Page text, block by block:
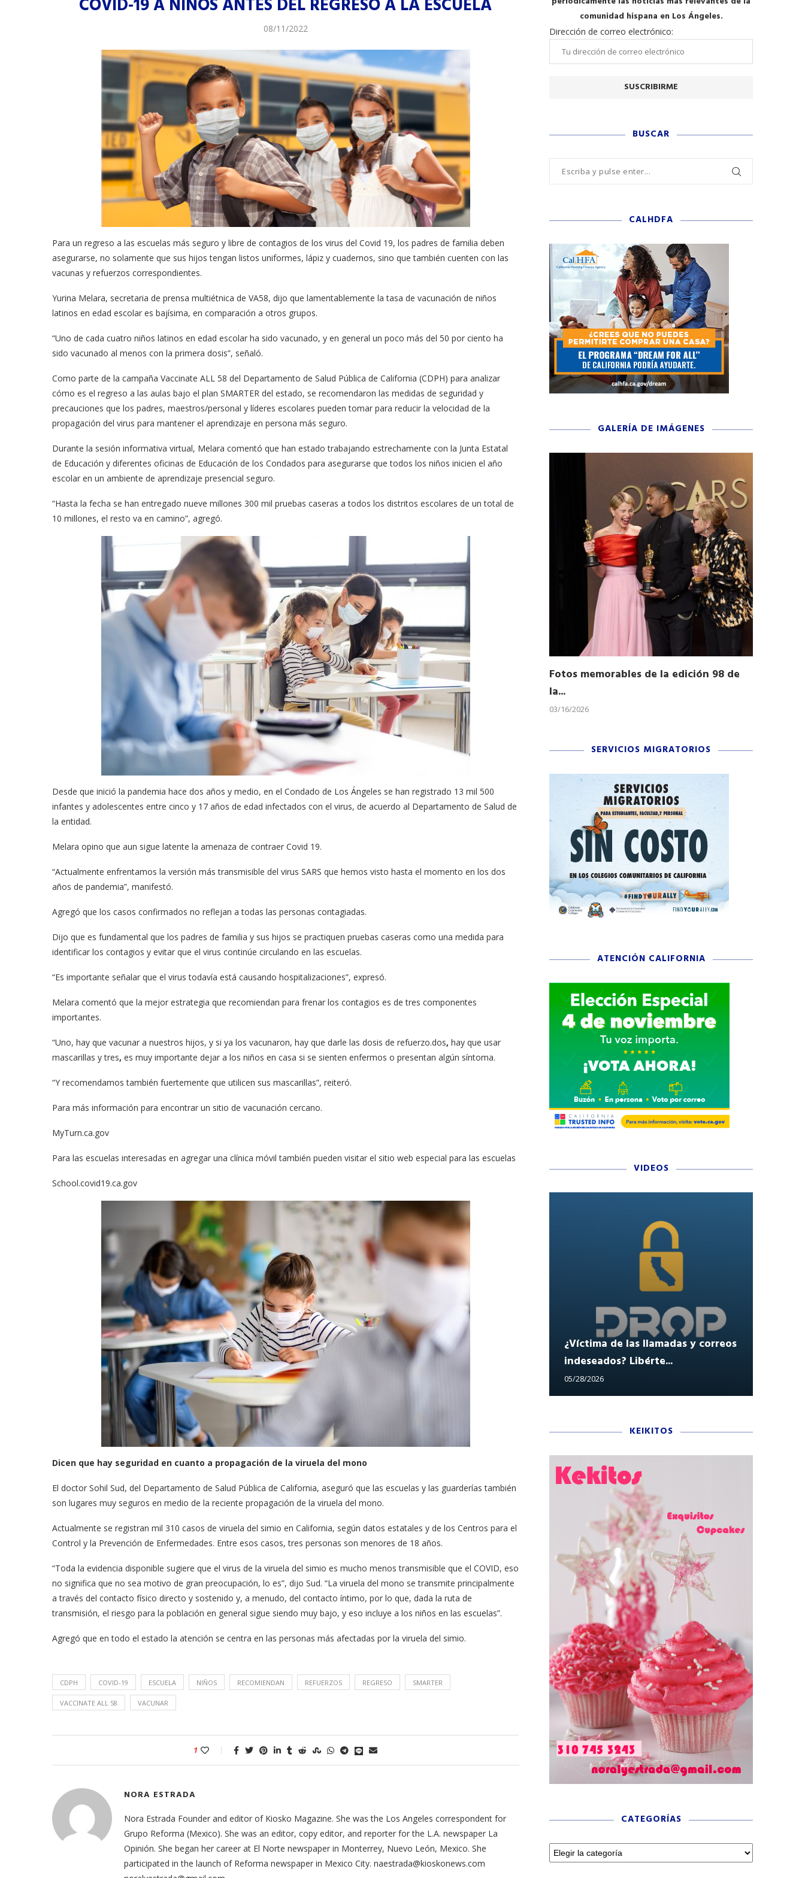
COVID-19 A NIÑOS ANTES DEL REGRESO A LA ESCUELA
08/11/2022
Para un regreso a las escuelas más seguro y libre de contagios de los virus del Covid 19, los padres de familia deben
asegurarse, no solamente que sus hijos tengan listos uniformes, lápiz y cuadernos, sino que también cuenten con las
vacunas y refuerzos correspondientes.
Yurina Melara, secretaria de prensa multiétnica de VA58, dijo que lamentablemente la tasa de vacunación de niños
latinos en edad escolar es bajísima, en comparación a otros grupos.
“Uno de cada cuatro niños latinos en edad escolar ha sido vacunado, y en general un poco más del 50 por ciento ha
sido vacunado al menos con la primera dosis”, señaló.
Como parte de la campaña Vaccinate ALL 58 del Departamento de Salud Pública de California (CDPH) para analizar
cómo es el regreso a las aulas bajo el plan SMARTER del estado, se recomendaron las medidas de seguridad y
precauciones que los padres, maestros/personal y líderes escolares pueden tomar para reducir la velocidad de la
propagación del virus para mantener el aprendizaje en persona más seguro.
Durante la sesión informativa virtual, Melara comentó que han estado trabajando estrechamente con la Junta Estatal
de Educación y diferentes oficinas de Educación de los Condados para asegurarse que todos los niños inicien el año
escolar en un ambiente de aprendizaje presencial seguro.
“Hasta la fecha se han entregado nueve millones 300 mil pruebas caseras a todos los distritos escolares de un total de
10 millones, el resto va en camino”, agregó.
Desde que inició la pandemia hace dos años y medio, en el Condado de Los Ángeles se han registrado 13 mil 500
infantes y adolescentes entre cinco y 17 años de edad infectados con el virus, de acuerdo al Departamento de Salud de
la entidad.
Melara opino que aun sigue latente la amenaza de contraer Covid 19.
“Actualmente enfrentamos la versión más transmisible del virus SARS que hemos visto hasta el momento en los dos
años de pandemia”, manifestó.
Agregó que los casos confirmados no reflejan a todas las personas contagiadas.
Dijo que es fundamental que los padres de familia y sus hijos se practiquen pruebas caseras como una medida para
identificar los contagios y evitar que el virus continúe circulando en las escuelas.
“Es importante señalar que el virus todavía está causando hospitalizaciones”, expresó.
Melara comentó que la mejor estrategia que recomiendan para frenar los contagios es de tres componentes
importantes.
“Uno, hay que vacunar a nuestros hijos, y si ya los vacunaron, hay que darle las dosis de refuerzo.dos, hay que usar
mascarillas y tres, es muy importante dejar a los niños en casa si se sienten enfermos o presentan algún síntoma.
“Y recomendamos también fuertemente que utilicen sus mascarillas”, reiteró.
Para más información para encontrar un sitio de vacunación cercano.
MyTurn.ca.gov
Para las escuelas interesadas en agregar una clínica móvil también pueden visitar el sitio web especial para las escuelas
School.covid19.ca.gov
Dicen que hay seguridad en cuanto a propagación de la viruela del mono
El doctor Sohil Sud, del Departamento de Salud Pública de California, aseguró que las escuelas y las guarderías también
son lugares muy seguros en medio de la reciente propagación de la viruela del mono.
Actualmente se registran mil 310 casos de viruela del simio en California, según datos estatales y de los Centros para el
Control y la Prevención de Enfermedades. Entre esos casos, tres personas son menores de 18 años.
“Toda la evidencia disponible sugiere que el virus de la viruela del simio es mucho menos transmisible que el COVID, eso
no significa que no sea motivo de gran preocupación, lo es”, dijo Sud. “La viruela del mono se transmite principalmente
a través del contacto físico directo y sostenido y, a menudo, del contacto íntimo, por lo que, dada la ruta de
transmisión, el riesgo para la población en general sigue siendo muy bajo, y eso incluye a los niños en las escuelas”.
Agregó que en todo el estado la atención se centra en las personas más afectadas por la viruela del simio.
CDPH COVID-19 ESCUELA NIÑOS RECOMIENDAN REFUERZOS REGRESO SMARTER
VACCINATE ALL 58 VACUNAR
1
NORA ESTRADA
Nora Estrada Founder and editor of Kiosko Magazine. She was the Los Angeles correspondent for
Grupo Reforma (Mexico). She was an editor, copy editor, and reporter for the L.A. newspaper La
Opinión. She began her career at El Norte newspaper in Monterrey, Nuevo León, Mexico. She
participated in the launch of Reforma newspaper in Mexico City. naestrada@kioskonews.com
comunidad hispana en Los Ángeles.
Dirección de correo electrónico:
BUSCAR
CALHDFA
GALERÍA DE IMÁGENES
Fabiola Guajardo e Iván Arana recorren
alfombra roja...
02/09/2025
Cuchicheos del Latin Grammy 2024
11/20/2024
Fotos memorables de la edición 98 de
la...
03/16/2026
SERVICIOS MIGRATORIOS
ATENCIÓN CALIFORNIA
VIDEOS
habla sobre su
A former acting director of the
CDC claims...
03/18/2026
Tu voz importa ¡Sal a votar!
¿Víctima de las llamadas y correos
indeseados? Libérte...
05/28/2026
KEIKITOS
CATEGORÍAS